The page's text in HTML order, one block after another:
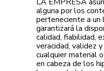
alguna por los
perteneciente a un
garantizará la
calidad, fiabilidad,
veracidad, validez
cualquier material
en cabeza de los